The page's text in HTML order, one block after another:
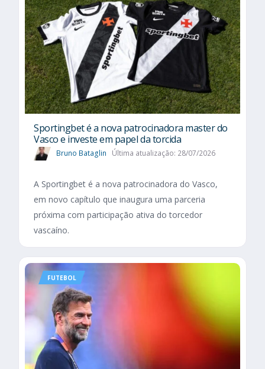
Sportingbet é a nova patrocinadora master do
Vasco e investe em papel da torcida
Bruno Bataglin Última atualização: 28/07/2026
A Sportingbet é a nova patrocinadora do Vasco,
em novo capítulo que inaugura uma parceria
próxima com participação ativa do torcedor
vascaíno.
FUTEBOL